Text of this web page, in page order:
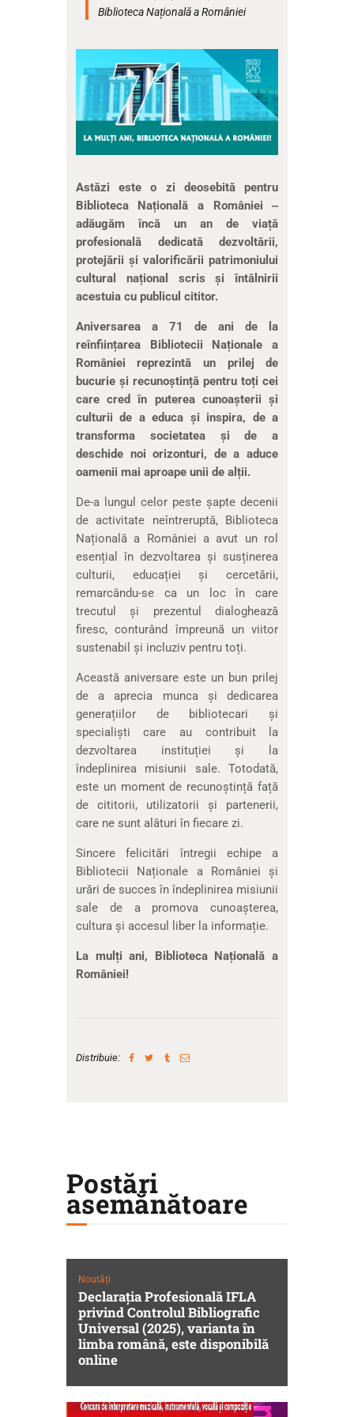
Biblioteca Națională a României
Astăzi este o zi deosebită pentru
Biblioteca Națională a României ‒
adăugăm încă un an de viață
profesională dedicată dezvoltării,
protejării și valorificării patrimoniului
cultural național scris și întâlnirii
acestuia cu publicul cititor.
Aniversarea a 71 de ani de la
reînființarea Bibliotecii Naționale a
României reprezintă un prilej de
bucurie și recunoștință pentru toți cei
care cred în puterea cunoașterii și
culturii de a educa și inspira, de a
transforma societatea și de a
deschide noi orizonturi, de a aduce
oamenii mai aproape unii de alții.
De-a lungul celor peste șapte decenii
de activitate neîntreruptă, Biblioteca
Națională a României a avut un rol
esențial în dezvoltarea și susținerea
culturii, educației și cercetării,
remarcându-se ca un loc în care
trecutul și prezentul dialoghează
firesc, conturând împreună un viitor
sustenabil și incluziv pentru toți.
Această aniversare este un bun prilej
de a aprecia munca și dedicarea
generațiilor de bibliotecari și
specialiști care au contribuit la
dezvoltarea instituției și la
îndeplinirea misiunii sale. Totodată,
este un moment de recunoștință față
de cititorii, utilizatorii și partenerii,
care ne sunt alături în fiecare zi.
Sincere felicitări întregii echipe a
Bibliotecii Naționale a României și
urări de succes în îndeplinirea misiunii
sale de a promova cunoașterea,
cultura și accesul liber la informație.
La mulți ani, Biblioteca Națională a
României!
Distribuie:
Postări
asemănătoare
Noutăți
Declarația Profesională IFLA
privind Controlul Bibliografic
Universal (2025), varianta în
limba română, este disponibilă
online